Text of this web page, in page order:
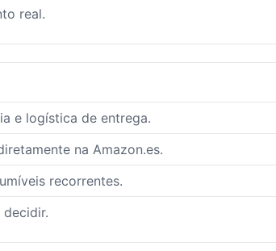
real.
e logística de entrega.
na Amazon.es.
recorrentes.